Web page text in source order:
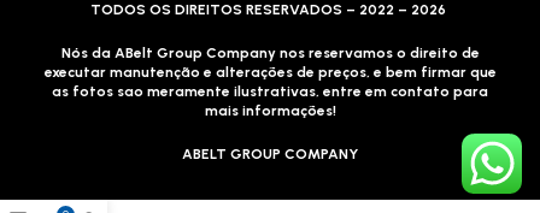
TODOS OS DIREITOS RESERVADOS – 2022 – 2026
Nós da ABelt Group Company nos reservamos o direito de
executar manutenção e alterações de preços, e bem firmar que
as fotos sao meramente ilustrativas, entre em contato para
mais informações!
ABELT GROUP COMPANY